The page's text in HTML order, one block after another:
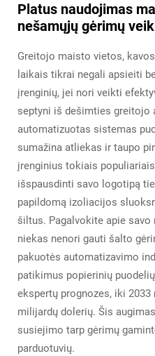
Platus naudojimas
nešamųjų gėrimų
Greitojo maisto vietos,
laikais tikrai negali apsieiti
įrenginių, jei nori veikti
septyni iš dešimties greitojo
automatizuotas sistemas
sumažina atliekas ir taupo
įrenginius tokiais
išspausdinti savo logotipą
papildomą izoliacijos
šiltus. Pagalvokite apie
niekas nenori gauti šalto
pakuotės automatizavimo
patikimus popierinių
ekspertų prognozes, iki
milijardų dolerių. Šis
susiejimo tarp gėrimų
parduotuvių.